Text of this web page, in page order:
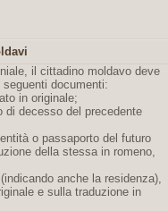
il cittadino moldavo deve
documenti:
in originale;
decesso del precedente
o passaporto del futuro
della stessa in romeno,
anche la residenza),
e sulla traduzione in